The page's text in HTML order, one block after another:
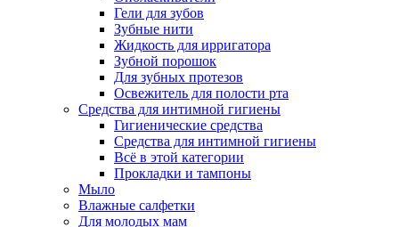
Гели для зубов
Зубные нити
Жидкость для ирригатора
Зубной порошок
Для зубных протезов
Освежитель для полости рта
Средства для интимной гигиены
Гигиенические средства
Средства для интимной гигиены
Всё в этой категории
Прокладки и тампоны
Мыло
Влажные салфетки
Для молодых мам